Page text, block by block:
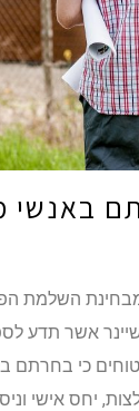
באנשי
השלמת
אשר תדע
כי בחרתם
יחס אישי